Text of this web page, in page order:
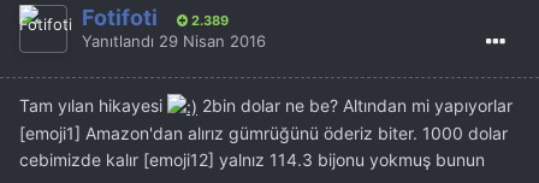
Fotifoti 2.389
Yanıtlandı 29 Nisan 2016
Tam yılan hikayesi
2bin dolar ne be? Altından mi yapıyorlar
[emoji1] Amazon'dan alırız gümrüğünü öderiz biter. 1000 dolar
cebimizde kalır [emoji12] yalnız 114.3 bijonu yokmuş bunun